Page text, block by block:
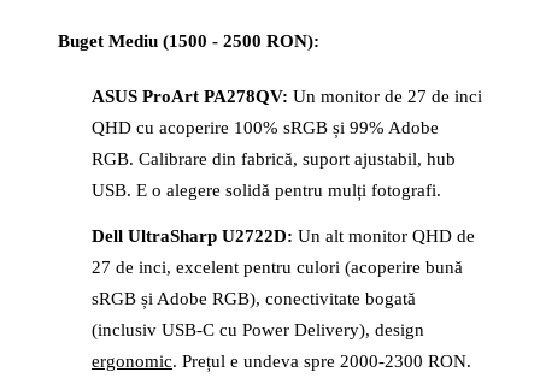
Buget Mediu (1500 - 2500 RON):
ASUS ProArt PA278QV: Un monitor de 27 de inci
QHD cu acoperire 100% sRGB și 99% Adobe
RGB. Calibrare din fabrică, suport ajustabil, hub
USB. E o alegere solidă pentru mulți fotografi.
Dell UltraSharp U2722D: Un alt monitor QHD de
27 de inci, excelent pentru culori (acoperire bună
sRGB și Adobe RGB), conectivitate bogată
(inclusiv USB-C cu Power Delivery), design
ergonomic. Prețul e undeva spre 2000-2300 RON.